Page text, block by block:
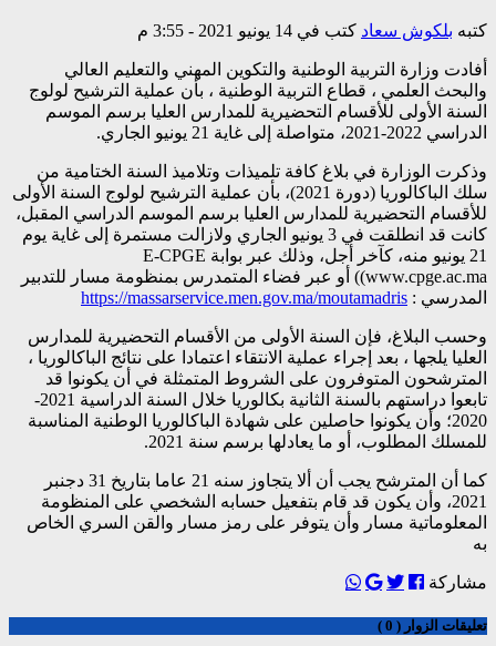
كتبه بلكوش سعاد كتب في 14 يونيو 2021 - 3:55 م
أفادت وزارة التربية الوطنية والتكوين المهني والتعليم العالي
والبحث العلمي ، قطاع التربية الوطنية ، بأن عملية الترشيح لولوج
السنة الأولى للأقسام التحضيرية للمدارس العليا برسم الموسم
الدراسي 2022-2021، متواصلة إلى غاية 21 يونيو الجاري.
وذكرت الوزارة في بلاغ كافة تلميذات وتلاميذ السنة الختامية من
سلك الباكالوريا (دورة 2021)، بأن عملية الترشيح لولوج السنة الأولى
للأقسام التحضيرية للمدارس العليا برسم الموسم الدراسي المقبل،
كانت قد انطلقت في 3 يونيو الجاري ولازالت مستمرة إلى غاية يوم
21 يونيو منه، كآخر أجل، وذلك عبر بوابة E-CPGE
www.cpge.ac.ma)) أو عبر فضاء المتمدرس بمنظومة مسار للتدبير
المدرسي : https://massarservice.men.gov.ma/moutamadris
وحسب البلاغ، فإن السنة الأولى من الأقسام التحضيرية للمدارس
العليا يلجها ، بعد إجراء عملية الانتقاء اعتمادا على نتائج الباكالوريا ،
المترشحون المتوفرون على الشروط المتمثلة في أن يكونوا قد
تابعوا دراستهم بالسنة الثانية بكالوريا خلال السنة الدراسية 2021-
2020؛ وأن يكونوا حاصلين على شهادة الباكالوريا الوطنية المناسبة
للمسلك المطلوب، أو ما يعادلها برسم سنة 2021.
كما أن المترشح يجب أن ألا يتجاوز سنه 21 عاما بتاريخ 31 دجنبر
2021، وأن يكون قد قام بتفعيل حسابه الشخصي على المنظومة
المعلوماتية مسار وأن يتوفر على رمز مسار والقن السري الخاص
به
مشاركة
تعليقات الزوار ( 0 )